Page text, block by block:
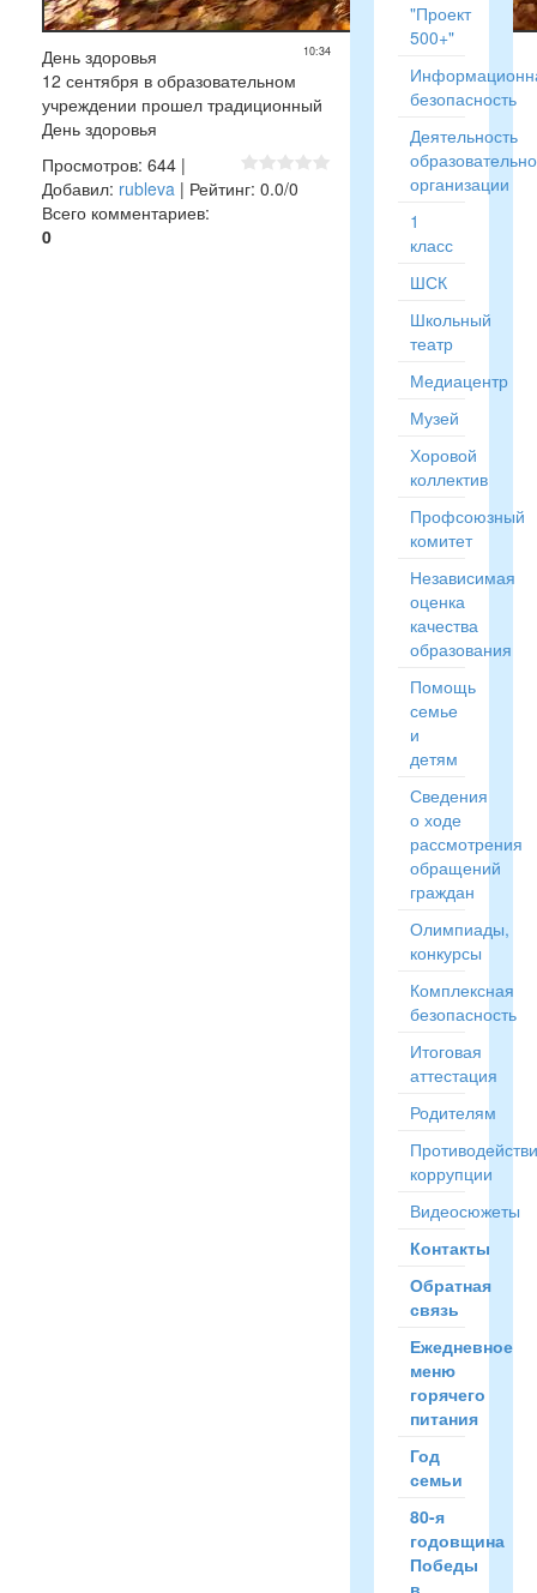
10:34
День здоровья
12 сентября в образовательном
учреждении прошел традиционный
День здоровья
Просмотров: 644 |
Добавил: rubleva | Рейтинг: 0.0/0
Всего комментариев:
0
"Проект
500+"
безопасность
Деятельность
организации
1
класс
ШСК
Школьный
театр
Медиацентр
Музей
Хоровой
коллектив
Профсоюзный
комитет
Независимая
оценка
качества
образования
Помощь
семье
и
детям
Сведения
о ходе
рассмотрения
обращений
граждан
Олимпиады,
конкурсы
Комплексная
безопасность
Итоговая
аттестация
Родителям
коррупции
Видеосюжеты
Контакты
Обратная
связь
Ежедневное
меню
горячего
питания
Год
семьи
80-я
годовщина
Победы
в